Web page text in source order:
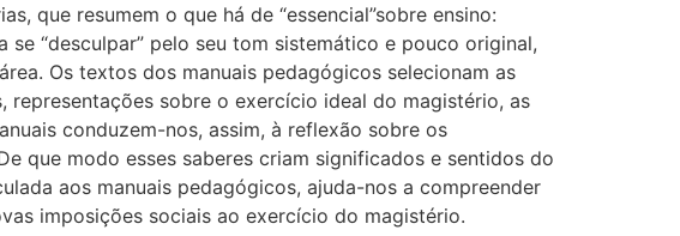
que resumem o que há de “essencial”sobre ensino:
“desculpar” pelo seu tom sistemático e pouco original,
Os textos dos manuais pedagógicos selecionam as
sobre o exercício ideal do magistério, as
conduzem-nos, assim, à reflexão sobre os
que modo esses saberes criam significados e sentidos do
aos manuais pedagógicos, ajuda-nos a compreender
imposições sociais ao exercício do magistério.